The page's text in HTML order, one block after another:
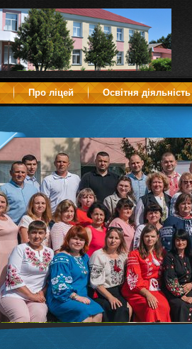
Про ліцей Освітня діяльність